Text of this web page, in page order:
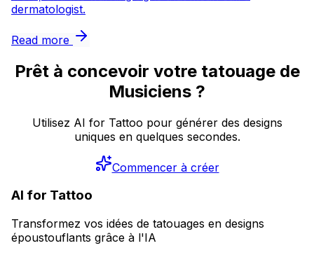
dermatologist.
Read more
Prêt à concevoir votre tatouage de
Musiciens ?
Utilisez AI for Tattoo pour générer des designs
uniques en quelques secondes.
Commencer à créer
AI for Tattoo
Transformez vos idées de tatouages en designs
époustouflants grâce à l'IA